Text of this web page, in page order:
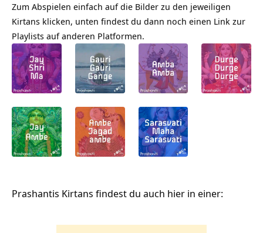
Zum Abspielen einfach auf die Bilder zu den jeweiligen
Kirtans klicken, unten findest du dann noch einen Link zur
Playlists auf anderen Platformen.
Prashantis Kirtans findest du auch hier in einer: